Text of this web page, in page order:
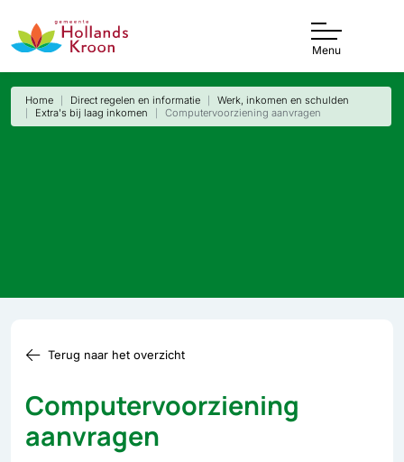
Menu
Home Direct regelen en informatie
Werk, inkomen en schulden
Extra's bij laag inkomen
Computervoorziening aanvragen
Terug naar het overzicht
Computervoorziening
aanvragen